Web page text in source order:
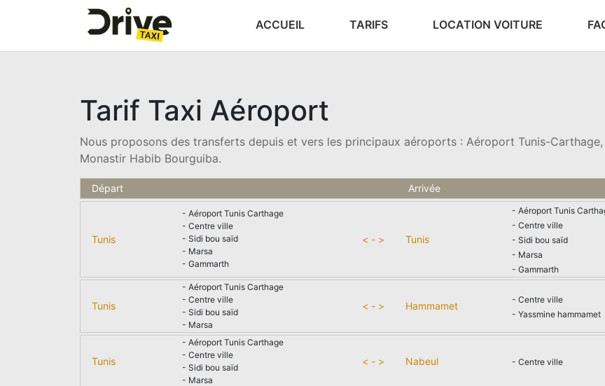
ACCUEIL TARIFS LOCATION VOITURE
Tarif Taxi Aéroport
Nous proposons des transferts depuis et vers les principaux aéroports : Aéroport Tunis-
Monastir Habib Bourguiba.
Départ Arrivée
Tunis
- Aéroport Tunis Carthage
- Centre ville
- Sidi bou saïd
- Marsa
- Gammarth
< - > Tunis
- Aéroport Tunis
- Centre ville
- Sidi bou saïd
- Marsa
- Gammarth
Tunis
- Aéroport Tunis Carthage
- Centre ville
- Sidi bou saïd
- Marsa
< - > Hammamet
- Centre ville
- Yassmine hammamet
Tunis
- Aéroport Tunis Carthage
- Centre ville
- Sidi bou saïd
- Marsa
< - > Nabeul - Centre ville